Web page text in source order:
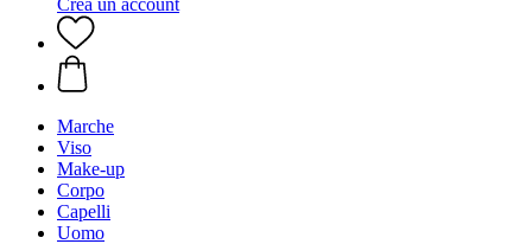
Crea un account
Marche
Viso
Make-up
Corpo
Capelli
Uomo